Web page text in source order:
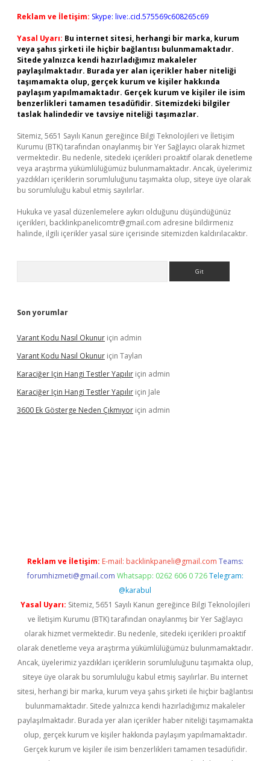
Reklam ve İletişim: Skype: live:.cid.575569c608265c69
Yasal Uyarı: Bu internet sitesi, herhangi bir marka, kurum
veya şahıs şirketi ile hiçbir bağlantısı bulunmamaktadır.
Sitede yalnızca kendi hazırladığımız makaleler
paylaşılmaktadır. Burada yer alan içerikler haber niteliği
taşımamakta olup, gerçek kurum ve kişiler hakkında
paylaşım yapılmamaktadır. Gerçek kurum ve kişiler ile isim
benzerlikleri tamamen tesadüfidir. Sitemizdeki bilgiler
taslak halindedir ve tavsiye niteliği taşımazlar.
Sitemiz, 5651 Sayılı Kanun gereğince Bilgi Teknolojileri ve İletişim
Kurumu (BTK) tarafından onaylanmış bir Yer Sağlayıcı olarak hizmet
vermektedir. Bu nedenle, sitedeki içerikleri proaktif olarak denetleme
veya araştırma yükümlülüğümüz bulunmamaktadır. Ancak, üyelerimiz
yazdıkları içeriklerin sorumluluğunu taşımakta olup, siteye üye olarak
bu sorumluluğu kabul etmiş sayılırlar.
Hukuka ve yasal düzenlemelere aykırı olduğunu düşündüğünüz
içerikleri, backlinkpanelicomtr@gmail.com adresine bildirmeniz
halinde, ilgili içerikler yasal süre içerisinde sitemizden kaldırılacaktır.
Son yorumlar
Varant Kodu Nasıl Okunur için admin
Varant Kodu Nasıl Okunur için Taylan
Karaciğer Için Hangi Testler Yapılır için admin
Karaciğer Için Hangi Testler Yapılır için Jale
3600 Ek Gösterge Neden Çıkmıyor için admin
Reklam ve İletişim: E-mail: backlinkpaneli@gmail.com Teams:
forumhizmeti@gmail.com Whatsapp: 0262 606 0 726 Telegram:
@karabul
Yasal Uyarı: Sitemiz, 5651 Sayılı Kanun gereğince Bilgi Teknolojileri
ve İletişim Kurumu (BTK) tarafından onaylanmış bir Yer Sağlayıcı
olarak hizmet vermektedir. Bu nedenle, sitedeki içerikleri proaktif
olarak denetleme veya araştırma yükümlülüğümüz bulunmamaktadır.
Ancak, üyelerimiz yazdıkları içeriklerin sorumluluğunu taşımakta olup,
siteye üye olarak bu sorumluluğu kabul etmiş sayılırlar. Bu internet
sitesi, herhangi bir marka, kurum veya şahıs şirketi ile hiçbir bağlantısı
bulunmamaktadır. Sitede yalnızca kendi hazırladığımız makaleler
paylaşılmaktadır. Burada yer alan içerikler haber niteliği taşımamakta
olup, gerçek kurum ve kişiler hakkında paylaşım yapılmamaktadır.
Gerçek kurum ve kişiler ile isim benzerlikleri tamamen tesadüfidir.